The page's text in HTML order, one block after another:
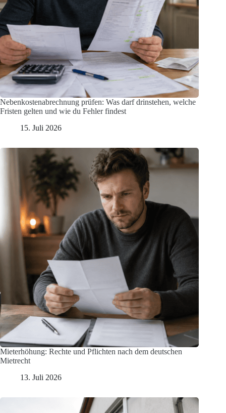
Nebenkostenabrechnung prüfen: Was darf drinstehen, welche
Fristen gelten und wie du Fehler findest
15. Juli 2026
Mieterhöhung: Rechte und Pflichten nach dem deutschen
Mietrecht
13. Juli 2026